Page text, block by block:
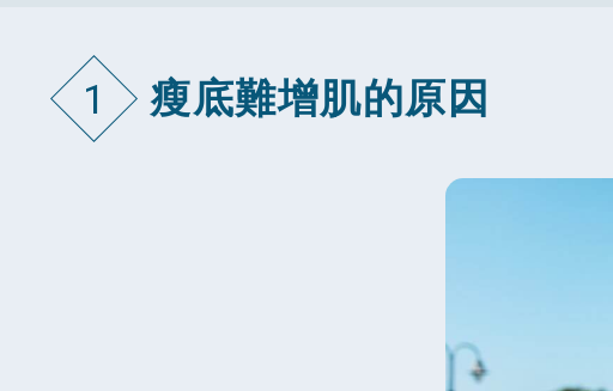
1 瘦底難增肌的原因